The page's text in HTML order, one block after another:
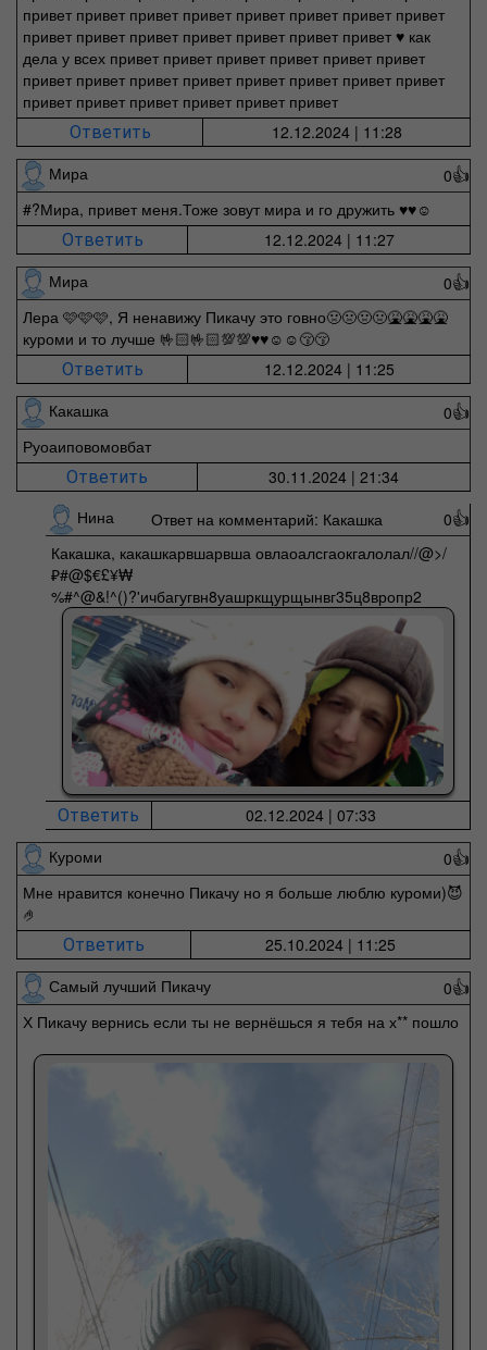
привет привет привет привет привет привет привет привет
привет привет привет привет привет привет привет ♥️ как
дела у всех привет привет привет привет привет привет
привет привет привет привет привет привет привет привет
привет привет привет привет привет привет
Ответить
12.12.2024 | 11:28
Мира
0👍
#?Мира, привет меня.Тоже зовут мира и го дружить ♥️♥️☺️
Ответить
12.12.2024 | 11:27
Мира
0👍
Лера 🩷🩷🩷, Я ненавижу Пикачу это говно🤢🤢🤢🤢🤮🤮🤮🤮
куроми и то лучше 🤟🏻🤟🏻💯💯♥️♥️☺️☺️😚😚
Ответить
12.12.2024 | 11:25
Какашка
0👍
Руоаиповомовбат
Ответить
30.11.2024 | 21:34
Нина
Ответ на комментарий: Какашка 0👍
Какашка, какашкарвшарвша овлаоалсгаокгалолал//@>/
₽#@$€£¥₩
%#^@&!^()?'ичбагугвн8уашркщурщынвг35ц8вропр2
Ответить
02.12.2024 | 07:33
Куроми
0👍
Мне нравится конечно Пикачу но я больше люблю куроми)😈
🤌
Ответить
25.10.2024 | 11:25
Самый лучший Пикачу
0👍
Х Пикачу вернись если ты не вернёшься я тебя на х** пошло